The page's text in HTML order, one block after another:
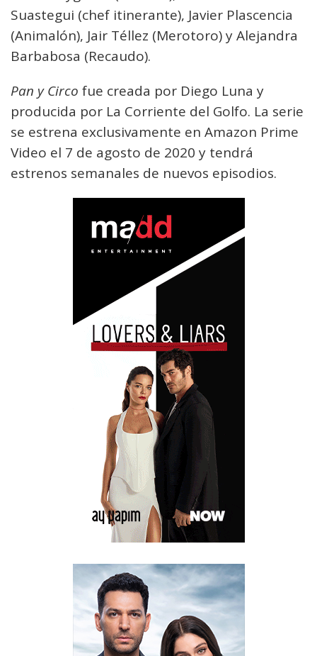
Suastegui (chef itinerante), Javier Plascencia
(Animalón), Jair Téllez (Merotoro) y Alejandra
Barbabosa (Recaudo).
Pan y Circo fue creada por Diego Luna y
producida por La Corriente del Golfo. La serie
se estrena exclusivamente en Amazon Prime
Video el 7 de agosto de 2020 y tendrá
estrenos semanales de nuevos episodios.